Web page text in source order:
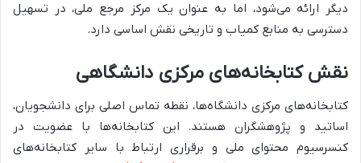
دیگر ارائه می‌شود، اما به عنوان یک مرکز مرجع ملی، در تسهیل
دسترسی به منابع کمیاب و تاریخی نقش اساسی دارد.
نقش کتابخانه‌های مرکزی دانشگاهی
کتابخانه‌های مرکزی دانشگاه‌ها، نقطه تماس اصلی برای دانشجویان،
اساتید و پژوهشگران هستند. این کتابخانه‌ها با عضویت در
کنسرسیوم محتوای ملی و برقراری ارتباط با سایر کتابخانه‌های